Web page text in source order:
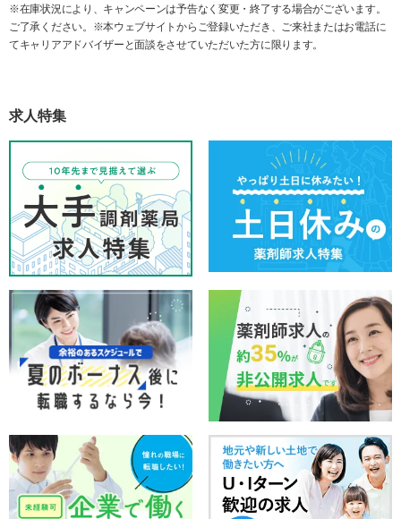
※在庫状況により、キャンペーンは予告なく変更・終了する場合がございます。
ご了承ください。※本ウェブサイトからご登録いただき、ご来社またはお電話に
てキャリアアドバイザーと面談をさせていただいた方に限ります。
求人特集